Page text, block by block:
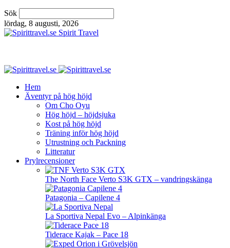
Sök
lördag, 8 augusti, 2026
Spirit Travel
Hem
Äventyr på hög höjd
Om Cho Oyu
Hög höjd – höjdsjuka
Kost på hög höjd
Träning inför hög höjd
Utrustning och Packning
Litteratur
Prylrecensioner
The North Face Verto S3K GTX – vandringskänga
Patagonia – Capilene 4
La Sportiva Nepal Evo – Alpinkänga
Tiderace Kajak – Pace 18